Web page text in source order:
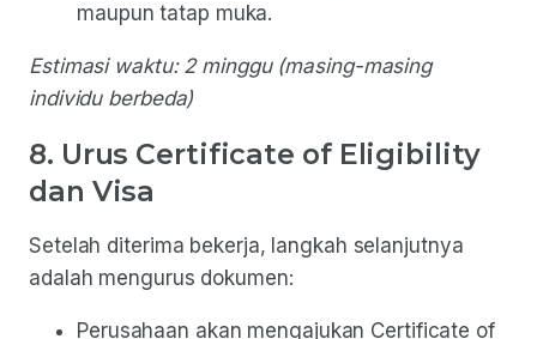
maupun tatap muka.
Estimasi waktu: 2 minggu (masing-masing
individu berbeda)
8. Urus Certificate of Eligibility
dan Visa
Setelah diterima bekerja, langkah selanjutnya
adalah mengurus dokumen:
Perusahaan akan mengajukan Certificate of